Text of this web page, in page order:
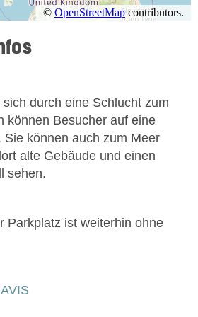
durch eine Schlucht zum
können Besucher auf eine
können auch zum Meer
alte Gebäude und einen
sehen.
Parkplatz ist weiterhin ohne